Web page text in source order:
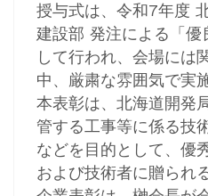
授与式は、令和7年度
建設部 発注による「優
して行われ、会場には
中、厳粛な雰囲気で実
本表彰は、北海道開発
管する工事等に係る技
などを目的として、優
および技術者に贈られ